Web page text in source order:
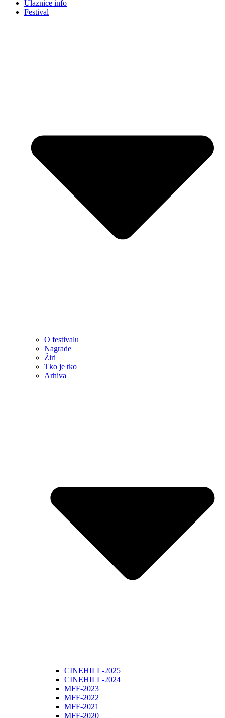
Ulaznice info
Festival
O festivalu
Nagrade
Žiri
Tko je tko
Arhiva
CINEHILL-2025
CINEHILL-2024
MFF-2023
MFF-2022
MFF-2021
MFF-2020